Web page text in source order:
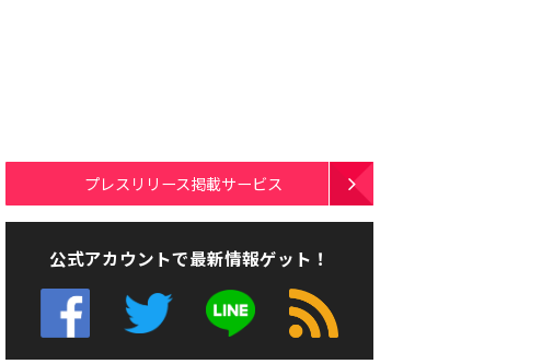
プレスリリース掲載サービス
公式アカウントで最新情報ゲット！